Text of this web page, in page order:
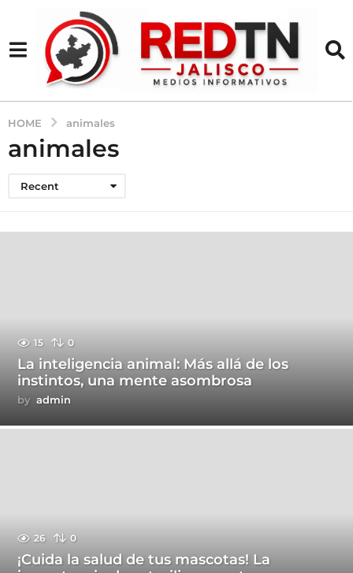
HOME animales
animales
Recent
15 0
La inteligencia animal: Más allá de los
instintos, una mente asombrosa
by admin
26 0
¡Cuida la salud de tus mascotas! La